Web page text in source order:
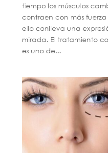
tiempo los músculos
contraen con más
ello conlleva una
mirada. El tratamiento
es uno de...